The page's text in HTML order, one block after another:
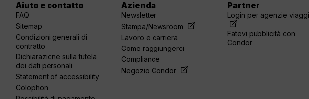
Aiuto e contatto
FAQ
Sitemap
Condizioni generali di
contratto
Dichiarazione sulla tutela
dei dati personali
Statement of accessibility
Colophon
Azienda
Newsletter
Stampa/Newsroom
Lavoro e carriera
Come raggiungerci
Compliance
Negozio Condor
Partner
Login per agenzie viaggi
Fatevi pubblicità con
Condor